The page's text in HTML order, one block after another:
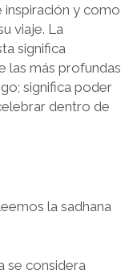
y como
viaje. La
significa
las más profundas
significa poder
dentro de
la sadhana
se considera